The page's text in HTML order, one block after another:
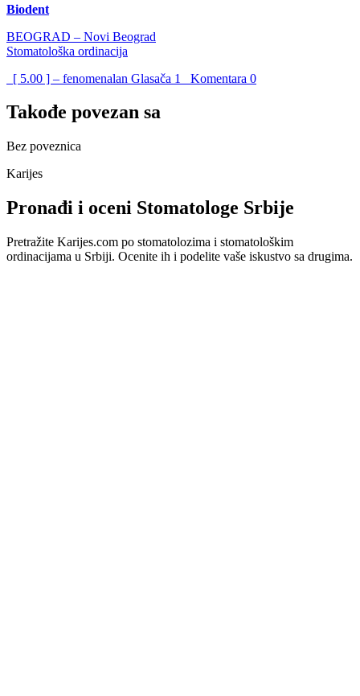
Biodent
BEOGRAD – Novi Beograd
Stomatološka ordinacija
[ 5.00 ] – fenomenalan Glasača 1 Komentara 0
Takođe povezan sa
Bez poveznica
Karijes
Pronađi i oceni Stomatologe Srbije
Pretražite Karijes.com po stomatolozima i stomatološkim
ordinacijama u Srbiji. Ocenite ih i podelite vaše iskustvo sa drugima.